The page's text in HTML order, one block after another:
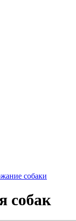
собаки
собак